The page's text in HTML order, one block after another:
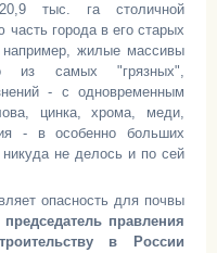
тыс. га столичной
часть города в его старых
например, жилые массивы
из самых "грязных",
- с одновременным
цинка, хрома, меди,
- в особенно больших
не делось и по сей
опасность для почвы
председатель правления
в России